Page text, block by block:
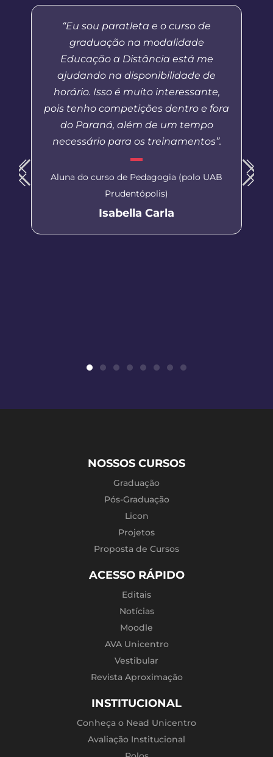
“Eu sou paratleta e o curso de
graduação na modalidade
Educação a Distância está me
ajudando na disponibilidade de
horário. Isso é muito interessante,
pois tenho competições dentro e fora
do Paraná, além de um tempo
necessário para os treinamentos”.
Aluna do curso de Pedagogia (polo UAB
Prudentópolis)
Isabella Carla
NOSSOS CURSOS
Graduação
Pós-Graduação
Licon
Projetos
Proposta de Cursos
ACESSO RÁPIDO
Editais
Notícias
Moodle
AVA Unicentro
Vestibular
Revista Aproximação
INSTITUCIONAL
Conheça o Nead Unicentro
Avaliação Institucional